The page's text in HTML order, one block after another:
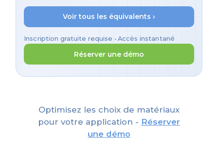
Voir tous les équivalents ›
Inscription gratuite requise • Accès instantané
Réserver une démo
Optimisez les choix de matériaux
pour votre application - Réserver
une démo